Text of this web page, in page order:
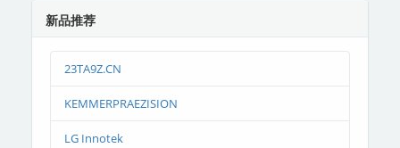
新品推荐
23TA9Z.CN
KEMMERPRAEZISION
LG Innotek